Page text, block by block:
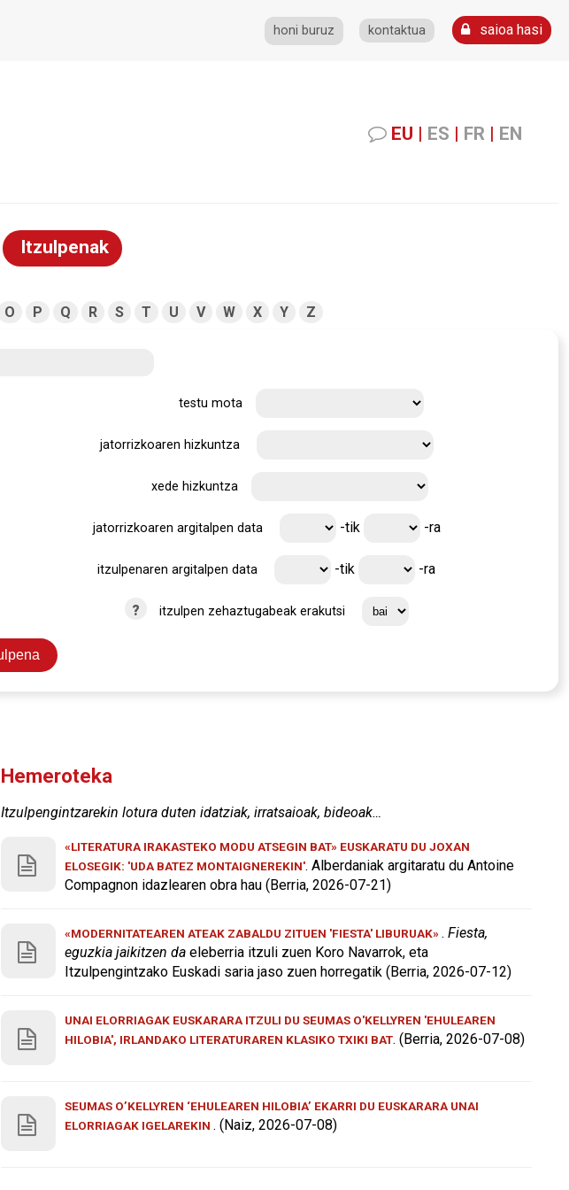
honi buruz kontaktua saioa hasi
EU | ES | FR | EN
Itzulpenak
O P Q R S T U V W X Y Z
testu mota
jatorrizkoaren hizkuntza
xede hizkuntza
jatorrizkoaren argitalpen data -tik -ra
itzulpenaren argitalpen data -tik -ra
? itzulpen zehaztugabeak erakutsi
Hemeroteka
Itzulpengintzarekin lotura duten idatziak, irratsaioak, bideoak…
«LITERATURA IRAKASTEKO MODU ATSEGIN BAT» EUSKARATU DU JOXAN
ELOSEGIK: 'UDA BATEZ MONTAIGNEREKIN'. Alberdaniak argitaratu du Antoine
Compagnon idazlearen obra hau (Berria, 2026-07-21)
«MODERNITATEAREN ATEAK ZABALDU ZITUEN 'FIESTA' LIBURUAK». Fiesta,
eguzkia jaikitzen da eleberria itzuli zuen Koro Navarrok, eta
Itzulpengintzako Euskadi saria jaso zuen horregatik (Berria, 2026-07-12)
UNAI ELORRIAGAK EUSKARARA ITZULI DU SEUMAS O'KELLYREN 'EHULEAREN
HILOBIA', IRLANDAKO LITERATURAREN KLASIKO TXIKI BAT. (Berria, 2026-07-08)
SEUMAS O’KELLYREN ‘EHULEAREN HILOBIA’ EKARRI DU EUSKARARA UNAI
ELORRIAGAK IGELAREKIN . (Naiz, 2026-07-08)